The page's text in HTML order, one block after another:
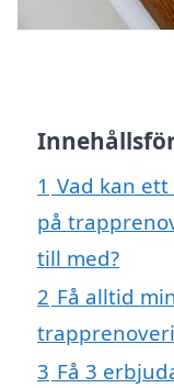
1 Vad kan
på
till med?
2 Få alltid
3 Få 3